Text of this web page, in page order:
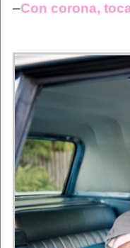
–Con corona,